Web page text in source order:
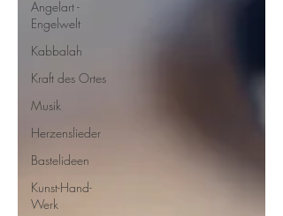
Angelart -
Engelwelt
Kabbalah
Kraft des Ortes
Musik
Herzenslieder
Bastelideen
Kunst-Hand-
Werk